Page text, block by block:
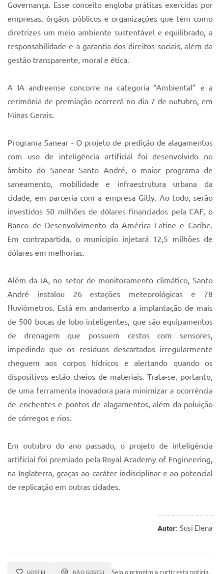
Governança. Esse conceito engloba práticas exercidas por
empresas, órgãos públicos e organizações que têm como
diretrizes um meio ambiente sustentável e equilibrado, a
responsabilidade e a garantia dos direitos sociais, além da
gestão transparente, moral e ética.
A IA andreense concorre na categoria “Ambiental” e a
cerimônia de premiação ocorrerá no dia 7 de outubro, em
Minas Gerais.
Programa Sanear - O projeto de predição de alagamentos
com uso de inteligência artificial foi desenvolvido no
âmbito do Sanear Santo André, o maior programa de
saneamento, mobilidade e infraestrutura urbana da
cidade, em parceria com a empresa Gitly. Ao todo, serão
investidos 50 milhões de dólares financiados pela CAF, o
Banco de Desenvolvimento da América Latine e Caribe.
Em contrapartida, o município injetará 12,5 milhões de
dólares em melhorias.
Além da IA, no setor de monitoramento climático, Santo
André instalou 26 estações meteorológicas e 78
fluviômetros. Está em andamento a implantação de mais
de 500 bocas de lobo inteligentes, que são equipamentos
de drenagem que possuem cestos com sensores,
impedindo que os resíduos descartados irregularmente
cheguem aos corpos hídricos e alertando quando os
dispositivos estão cheios de materiais. Trata-se, portanto,
de uma ferramenta inovadora para minimizar a ocorrência
de enchentes e pontos de alagamentos, além da poluição
de córregos e rios.
Em outubro do ano passado, o projeto de inteligência
artificial foi premiado pela Royal Academy of Engineering,
na Inglaterra, graças ao caráter indisciplinar e ao potencial
de replicação em outras cidades.
Autor: Susi Elena
GOSTEI NÃO GOSTEI Seja o primeiro a curtir esta notícia.